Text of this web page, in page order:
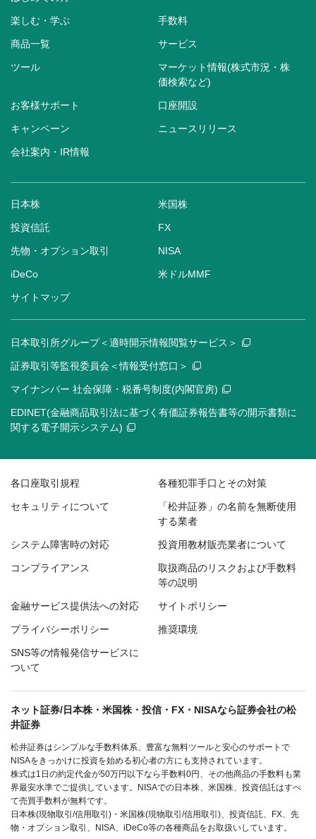
楽しむ・学ぶ 手数料
商品一覧 サービス
ツール
マーケット情報(株式市況・株
価検索など)
お客様サポート 口座開設
キャンペーン ニュースリリース
会社案内・IR情報
日本株 米国株
投資信託 FX
先物・オプション取引 NISA
iDeCo 米ドルMMF
サイトマップ
日本取引所グループ＜適時開示情報閲覧サービス＞
証券取引等監視委員会＜情報受付窓口＞
マイナンバー 社会保障・税番号制度(内閣官房)
EDINET(金融商品取引法に基づく有価証券報告書等の開示書類に
関する電子開示システム)
各口座取引規程 各種犯罪手口とその対策
セキュリティについて
「松井証券」の名前を無断使用
する業者
システム障害時の対応 投資用教材販売業者について
コンプライアンス
取扱商品のリスクおよび手数料
等の説明
金融サービス提供法への対応 サイトポリシー
プライバシーポリシー 推奨環境
SNS等の情報発信サービスに
ついて
ネット証券/日本株・米国株・投信・FX・NISAなら証券会社の松
井証券
松井証券はシンプルな手数料体系、豊富な無料ツールと安心のサポートで
NISAをきっかけに投資を始める初心者の方にも支持されています。
株式は1日の約定代金が50万円以下なら手数料0円、その他商品の手数料も業
界最安水準でご提供しています。NISAでの日本株、米国株、投資信託はすべ
て売買手数料が無料です。
日本株(現物取引/信用取引)・米国株(現物取引/信用取引)、投資信託、FX、先
物・オプション取引、NISA、iDeCo等の各種商品をお取扱いしています。